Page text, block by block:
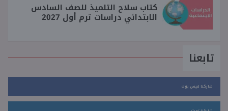
كتاب سلاح التلميذ للصف السادس
الابتدائي دراسات ترم أول 2027
تابعنا
شاركنا فيس بوك